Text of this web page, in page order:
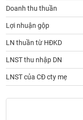
Doanh thu thuần
Lợi nhuận gộp
LN thuần từ HĐKD
LNST thu nhập DN
LNST của CĐ cty mẹ
Báo
cáo
phân
tích
(-)
Thuật
ngữ
(-)